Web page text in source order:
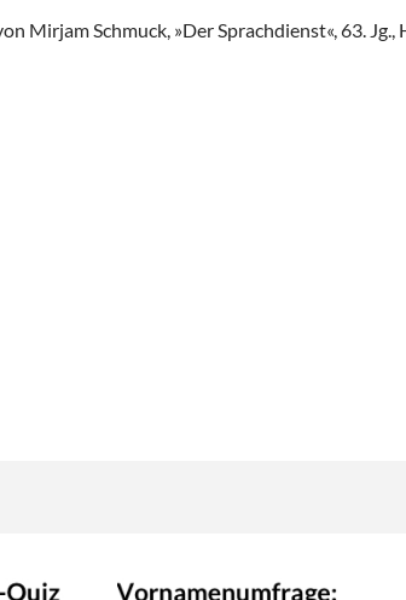
Mirjam Schmuck, »Der Sprachdienst«, 63.